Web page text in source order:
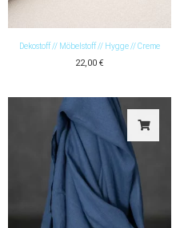
Dekostoff // Möbelstoff // Hygge // Creme
22,00 €